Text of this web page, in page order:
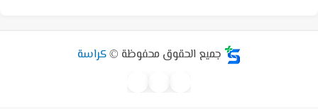
جميع الحقوق محفوظة © كراسة